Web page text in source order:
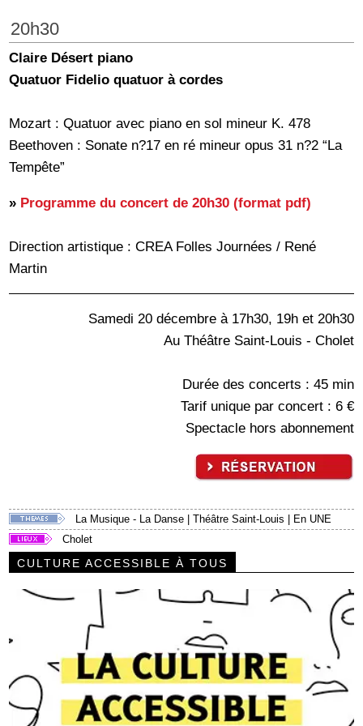
20h30
Claire Désert piano
Quatuor Fidelio quatuor à cordes
Mozart : Quatuor avec piano en sol mineur K. 478
Beethoven : Sonate n?17 en ré mineur opus 31 n?2 “La
Tempête”
» Programme du concert de 20h30 (format pdf)
Direction artistique : CREA Folles Journées / René
Martin
Samedi 20 décembre à 17h30, 19h et 20h30
Au Théâtre Saint-Louis - Cholet
Durée des concerts : 45 min
Tarif unique par concert : 6 €
Spectacle hors abonnement
La Musique - La Danse |Théâtre Saint-Louis
En UNE
Cholet
CULTURE ACCESSIBLE À TOUS